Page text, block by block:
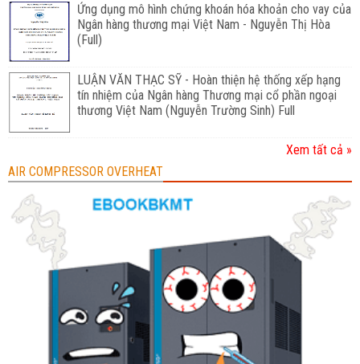
Ứng dụng mô hình chứng khoán hóa khoản cho vay của
Ngân hàng thương mại Việt Nam - Nguyễn Thị Hòa
(Full)
LUẬN VĂN THẠC SỸ - Hoàn thiện hệ thống xếp hạng
tín nhiệm của Ngân hàng Thương mại cổ phần ngoại
thương Việt Nam (Nguyễn Trường Sinh) Full
Xem tất cả »
AIR COMPRESSOR OVERHEAT